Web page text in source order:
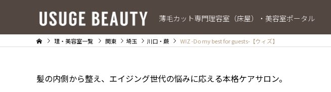
薄毛カット専門理容室（床屋）・美容室ポータル
理・美容室一覧 関東 埼玉 川口・蕨 WIZ -Do my best for guests-【ウィズ】
髪の内側から整え、エイジング世代の悩みに応える本格ケアサロン。